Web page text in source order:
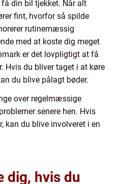
din bil tjekket. Når alt
fint, hvorfor så spilde
rutinemæssig
med at koste dig meget
er det lovpligtigt at få
Hvis du bliver taget i at køre
du blive pålagt bøder.
over regelmæssige
senere hen. Hvis
kan du blive involveret i en
dig, hvis du